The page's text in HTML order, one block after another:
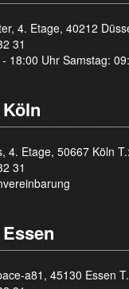
4. Etage, 40212
31
18:00 Uhr Samstag:
4. Etage, 50667 Köln T.:
31
a81, 45130 Essen